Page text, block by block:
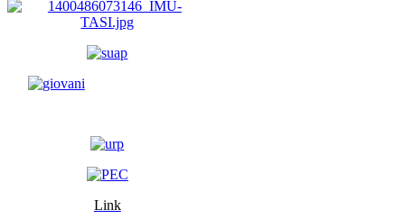
Link